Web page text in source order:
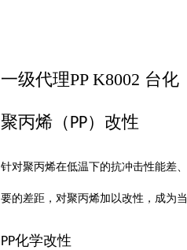
一级代理PP K8002 台化
聚丙烯（PP）改性
针对聚丙烯在低温下的抗冲击性能差
要的差距，对聚丙烯加以改性，成为
PP化学改性